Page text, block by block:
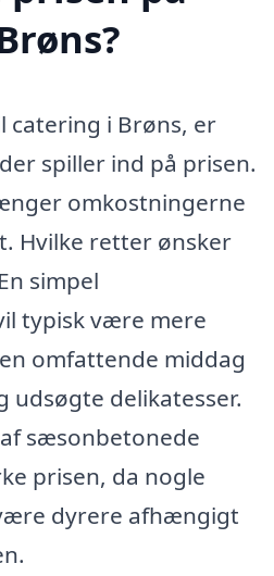
catering i Brøns, er
spiller ind på prisen.
omkostningerne
Hvilke retter ønsker
simpel
typisk være mere
omfattende middag
udsøgte delikatesser.
sæsonbetonede
prisen, da nogle
dyrere afhængigt